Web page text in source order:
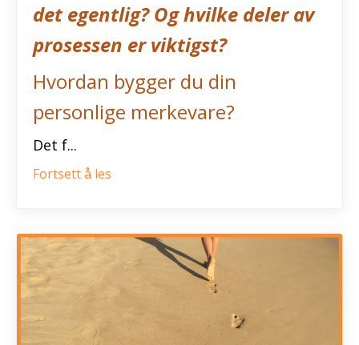
det egentlig? Og hvilke deler av
prosessen er viktigst?
Hvordan bygger du din
personlige merkevare?
Det f...
Fortsett å les